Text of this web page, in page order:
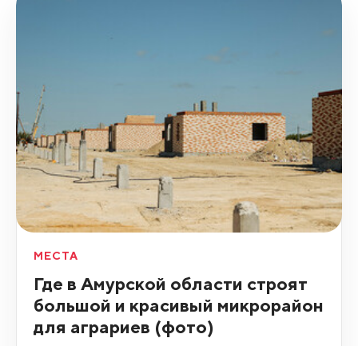
МЕСТА
Где в Амурской области строят
большой и красивый микрорайон
для аграриев (фото)